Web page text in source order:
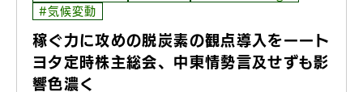
#気候変動
稼ぐ力に攻めの脱炭素の観点導入をーート
ヨタ定時株主総会、中東情勢言及せずも影
響色濃く